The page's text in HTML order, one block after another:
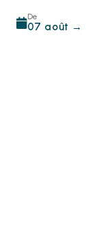
De
07 août →